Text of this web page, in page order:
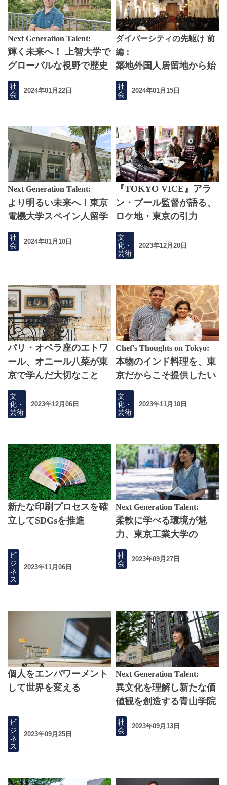
Next Generation Talent:
輝く未来へ！ 上智大学で
グローバルな視野で歴史
を学ぶ
社
会
2024年01月22日
ダイバーシティの先駆け 前
編：
築地外国人居留地から始
まった女子教育
社
会
2024年01月15日
Next Generation Talent:
より明るい未来へ！東京
電機大学スペイン人留学
生の挑戦
社
会
2024年01月10日
『TOKYO VICE』アラ
ン・プール監督が語る、
ロケ地・東京の引力
文
化・
芸術
2023年12月20日
パリ・オペラ座のエトワ
ール、オニール八菜が東
京で学んだ大切なこと
文
化・
芸術
2023年12月06日
Chef's Thoughts on Tokyo:
本物のインド料理を、東
京だからこそ提供したい
文
化・
芸術
2023年11月10日
新たな印刷プロセスを確
立してSDGsを推進
ビ
ジ
ネ
ス
2023年11月06日
Next Generation Talent:
柔軟に学べる環境が魅
力、東京工業大学の
GSEPコース
社
会
2023年09月27日
個人をエンパワーメント
して世界を変える
ビ
ジ
ネ
ス
2023年09月25日
Next Generation Talent:
異文化を理解し新たな価
値観を創造する青山学院
大学
社
会
2023年09月13日